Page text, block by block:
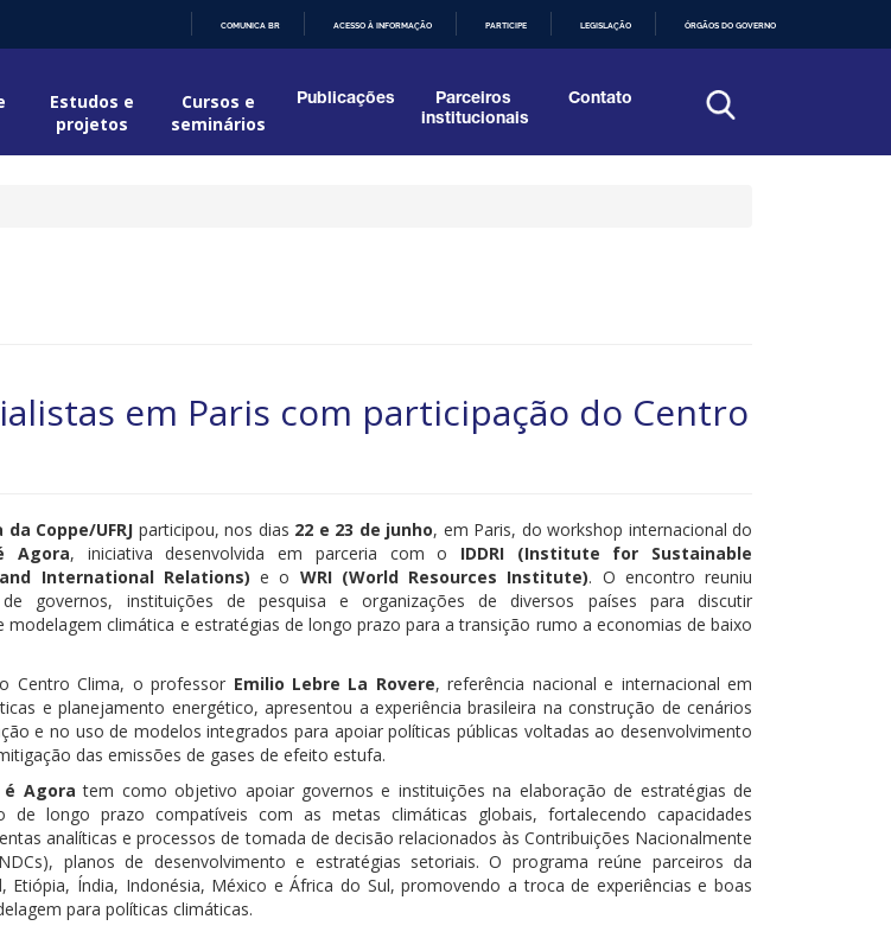
CONTEÚDO
COMUNICA BR ACESSO À INFORMAÇÃO PARTICIPE LEGISLAÇÃO ÓRGÃOS DO GOVERNO
Estudos e
projetos
Cursos e
seminários
Publicações
Parceiros
institucionais
Contato
em Paris com participação do Centro
Coppe/UFRJ participou, nos dias 22 e 23 de junho, em Paris, do workshop internacional do
Agora, iniciativa desenvolvida em parceria com o IDDRI (Institute for Sustainable
International Relations) e o WRI (World Resources Institute). O encontro reuniu
de governos, instituições de pesquisa e organizações de diversos países para discutir
modelagem climática e estratégias de longo prazo para a transição rumo a economias de baixo
Centro Clima, o professor Emilio Lebre La Rovere, referência nacional e internacional em
e planejamento energético, apresentou a experiência brasileira na construção de cenários
e no uso de modelos integrados para apoiar políticas públicas voltadas ao desenvolvimento
das emissões de gases de efeito estufa.
é Agora tem como objetivo apoiar governos e instituições na elaboração de estratégias de
de longo prazo compatíveis com as metas climáticas globais, fortalecendo capacidades
analíticas e processos de tomada de decisão relacionados às Contribuições Nacionalmente
planos de desenvolvimento e estratégias setoriais. O programa reúne parceiros da
Etiópia, Índia, Indonésia, México e África do Sul, promovendo a troca de experiências e boas
para políticas climáticas.